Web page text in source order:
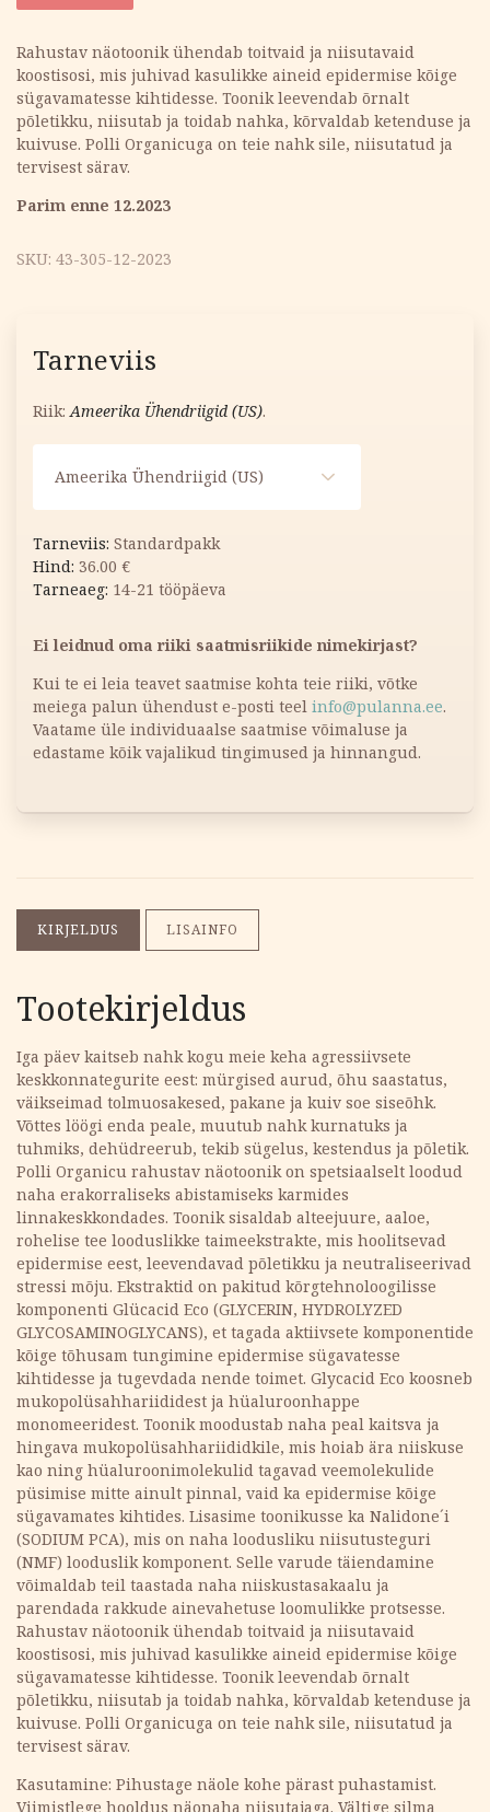
oli:
9.30 €.
is:
5.00 €.
Rahustav näotoonik ühendab toitvaid ja niisutavaid
koostisosi, mis juhivad kasulikke aineid epidermise kõige
sügavamatesse kihtidesse. Toonik leevendab õrnalt
põletikku, niisutab ja toidab nahka, kõrvaldab ketenduse ja
kuivuse. Polli Organicuga on teie nahk sile, niisutatud ja
tervisest särav.
Parim enne 12.2023
SKU: 43-305-12-2023
Tarneviis
Riik:Ameerika Ühendriigid (US).
Ameerika Ühendriigid (US)
Standardpakk
36.00 €
14-21 tööpäeva
Ei leidnud oma riiki saatmisriikide nimekirjast?
Kui te ei leia teavet saatmise kohta teie riiki, võtke
meiega palun ühendust e-posti teel info@pulanna.ee.
Vaatame üle individuaalse saatmise võimaluse ja
edastame kõik vajalikud tingimused ja hinnangud.
KIRJELDUS LISAINFO
Tootekirjeldus
Iga päev kaitseb nahk kogu meie keha agressiivsete
keskkonnategurite eest: mürgised aurud, õhu saastatus,
väikseimad tolmuosakesed, pakane ja kuiv soe siseõhk.
Võttes löögi enda peale, muutub nahk kurnatuks ja
tuhmiks, dehüdreerub, tekib sügelus, kestendus ja põletik.
Polli Organicu rahustav näotoonik on spetsiaalselt loodud
naha erakorraliseks abistamiseks karmides
linnakeskkondades. Toonik sisaldab alteejuure, aaloe,
rohelise tee looduslikke taimeekstrakte, mis hoolitsevad
epidermise eest, leevendavad põletikku ja neutraliseerivad
stressi mõju. Ekstraktid on pakitud kõrgtehnoloogilisse
komponenti Glücacid Eco (GLYCERIN, HYDROLYZED
GLYCOSAMINOGLYCANS), et tagada aktiivsete komponentide
kõige tõhusam tungimine epidermise sügavatesse
kihtidesse ja tugevdada nende toimet. Glycacid Eco koosneb
mukopolüsahhariididest ja hüaluroonhappe
monomeeridest. Toonik moodustab naha peal kaitsva ja
hingava mukopolüsahhariididkile, mis hoiab ära niiskuse
kao ning hüaluroonimolekulid tagavad veemolekulide
püsimise mitte ainult pinnal, vaid ka epidermise kõige
sügavamates kihtides. Lisasime toonikusse ka Nalidone´i
(SODIUM PCA), mis on naha loodusliku niisutusteguri
(NMF) looduslik komponent. Selle varude täiendamine
võimaldab teil taastada naha niiskustasakaalu ja
parendada rakkude ainevahetuse loomulikke protsesse.
Rahustav näotoonik ühendab toitvaid ja niisutavaid
koostisosi, mis juhivad kasulikke aineid epidermise kõige
sügavamatesse kihtidesse. Toonik leevendab õrnalt
põletikku, niisutab ja toidab nahka, kõrvaldab ketenduse ja
kuivuse. Polli Organicuga on teie nahk sile, niisutatud ja
tervisest särav.
Kasutamine: Pihustage näole kohe pärast puhastamist.
Viimistlege hooldus näonaha niisutajaga. Vältige silma